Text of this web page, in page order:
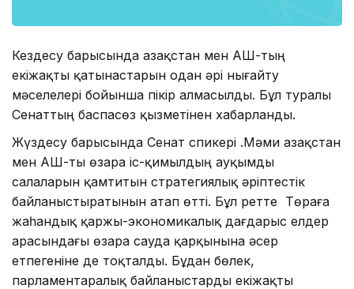
Кездесу барысында Қазақстан мен АҚШ-тың
екіжақты қатынастарын одан әрі нығайту
мәселелері бойынша пікір алмасылды. Бұл туралы
Сенаттың баспасөз қызметінен хабарланды.
Жүздесу барысында Сенат спикері Қ.Мәми Қазақстан
мен АҚШ-ты өзара іс-қимылдың ауқымды
салаларын қамтитын стратегиялық әріптестік
байланыстыратынын атап өтті. Бұл ретте Төраға
жаһандық қаржы-экономикалық дағдарыс елдер
арасындағы өзара сауда қарқынына әсер
етпегеніне де тоқталды. Бұдан бөлек,
парламентаралық байланыстарды екіжақты